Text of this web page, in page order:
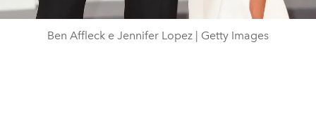
Ben Affleck e Jennifer Lopez | Getty Images